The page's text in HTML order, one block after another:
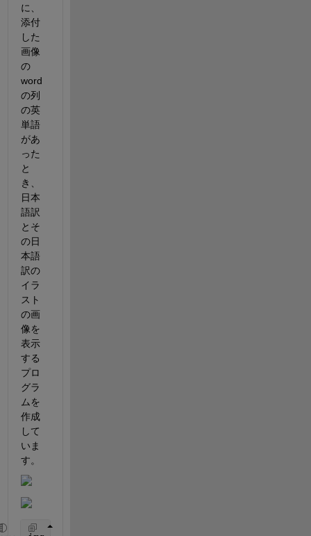
に、
添付
した
画像
の
word
の列
の英
単語
があ
った
と
き、
日本
語訳
とそ
の日
本語
訳の
イラ
スト
の画
像を
表示
する
プロ
グラ
ムを
作成
して
いま
す。